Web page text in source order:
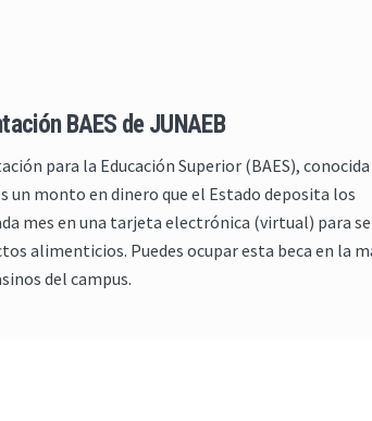
BAES de JUNAEB
para la Educación Superior (BAES),
un monto en dinero que el Estado deposita los
mes en una tarjeta electrónica (virtual) para
alimenticios. Puedes ocupar esta beca en la
del campus.